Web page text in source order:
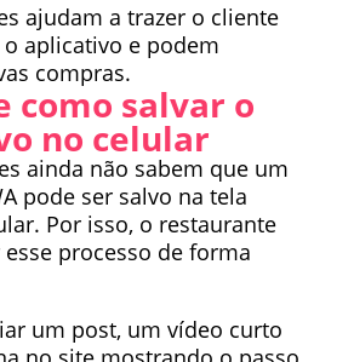
ajudam a trazer o cliente
aplicativo e podem
compras.
como salvar o
no celular
ainda não sabem que um
pode ser salvo na tela
Por isso, o restaurante
processo de forma
um post, um vídeo curto